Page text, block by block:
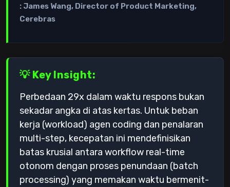
: James Wang, Director of Product Marketing,
Cerebras
💡 Key Insight:
Perbedaan 29x dalam waktu respons bukan
sekadar angka di atas kertas. Untuk beban
kerja (workload) agen coding dan penalaran
multi-step, kecepatan ini mendefinisikan
batas krusial antara workflow real-time
otonom dengan proses penundaan (batch
processing) yang memakan waktu bermenit-